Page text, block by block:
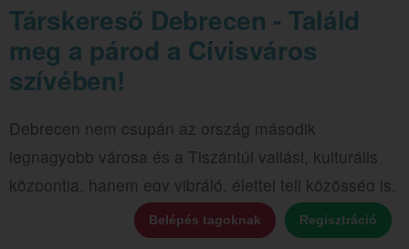
Belépés tagoknak Regisztráció
Társkereső Debrecen - Találd
meg a párod a Cívisváros
szívében!
Debrecen nem csupán az ország második
legnagyobb városa és a Tiszántúl vallási, kulturális
központja, hanem egy vibráló, élettel teli közösség is,
ahol a hagyományok és a modern városi életforma
különleges elegyet alkot. APárom.hu debreceni